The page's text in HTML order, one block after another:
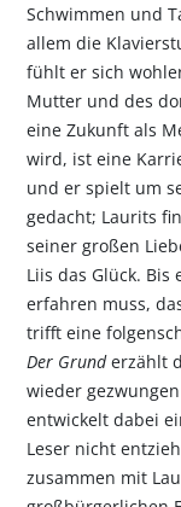
Schwimmen und
allem die
fühlt er sich
Mutter und des
eine Zukunft als
wird, ist eine
und er spielt um
gedacht; Laurits
seiner großen
Liis das Glück.
erfahren muss,
trifft eine
Der Grunderzählt
wieder
entwickelt dabei
Leser nicht
zusammen mit